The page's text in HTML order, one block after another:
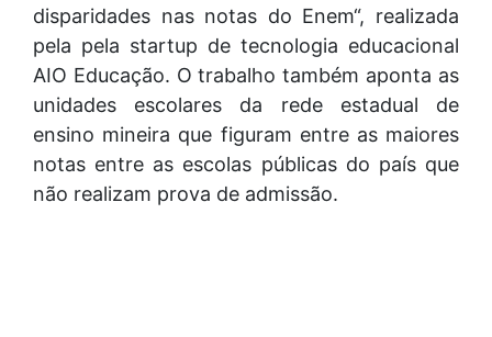
disparidades nas notas do Enem“, realizada
pela pela startup de tecnologia educacional
AIO Educação. O trabalho também aponta as
unidades escolares da rede estadual de
ensino mineira que figuram entre as maiores
notas entre as escolas públicas do país que
não realizam prova de admissão.